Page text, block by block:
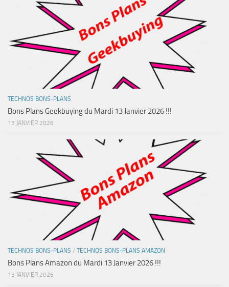
TECHNOS BONS-PLANS
Bons Plans Geekbuying du Mardi 13 Janvier 2026 !!!
13 JANVIER 2026
TECHNOS BONS-PLANS / TECHNOS BONS-PLANS AMAZON
Bons Plans Amazon du Mardi 13 Janvier 2026 !!!
13 JANVIER 2026